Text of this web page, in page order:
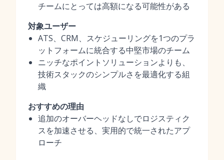
チームにとっては高額になる可能性がある
対象ユーザー
ATS、CRM、スケジューリングを1つのプラ
ットフォームに統合する中堅市場のチーム
ニッチなポイントソリューションよりも、
技術スタックのシンプルさを最適化する組
織
おすすめの理由
追加のオーバーヘッドなしでロジスティク
スを加速させる、実用的で統一されたアプ
ローチ